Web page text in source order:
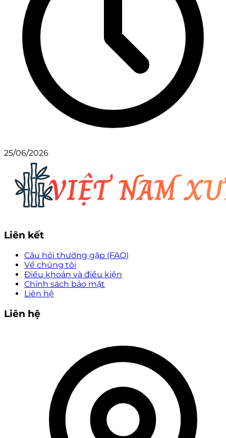
25/06/2026
Liên kết
Câu hỏi thường gặp (FAQ)
Về chúng tôi
Điều khoản và điều kiện
Chính sách bảo mật
Liên hệ
Liên hệ